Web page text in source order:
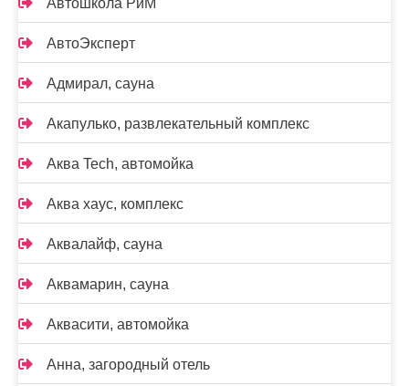
Автошкола РиМ
АвтоЭксперт
Адмирал, сауна
Акапулько, развлекательный комплекс
Аква Tech, автомойка
Аква хаус, комплекс
Аквалайф, сауна
Аквамарин, сауна
Аквасити, автомойка
Анна, загородный отель